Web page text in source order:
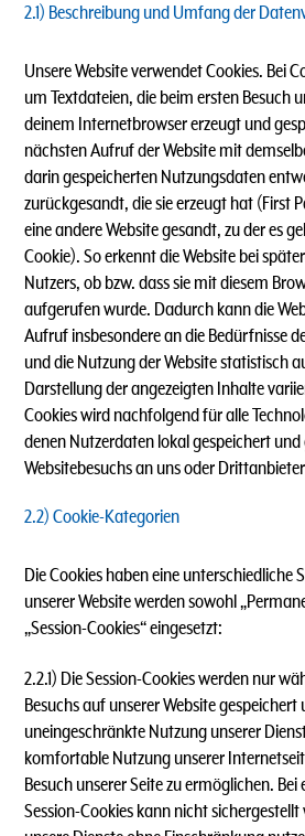
2.1) Beschreibung und Umfang der
Unsere Website verwendet Cookies. Bei
um Textdateien, die beim ersten Besuch
deinem Internetbrowser erzeugt und
nächsten Aufruf der Website mit
darin gespeicherten Nutzungsdaten
zurückgesandt, die sie erzeugt hat (First
eine andere Website gesandt, zu der es
Cookie). So erkennt die Website bei
Nutzers, ob bzw. dass sie mit diesem
aufgerufen wurde. Dadurch kann die
Aufruf insbesondere an die Bedürfnisse
und die Nutzung der Website statistisch
Darstellung der angezeigten Inhalte
Cookies wird nachfolgend für alle
denen Nutzerdaten lokal gespeichert
Websitebesuchs an uns oder
2.2) Cookie-Kategorien
Die Cookies haben eine unterschiedliche
unserer Website werden sowohl
„Session-Cookies“ eingesetzt:
2.2.1) Die Session-Cookies werden nur
Besuchs auf unserer Website
uneingeschränkte Nutzung unserer
komfortable Nutzung unserer
Besuch unserer Seite zu ermöglichen.
Session-Cookies kann nicht